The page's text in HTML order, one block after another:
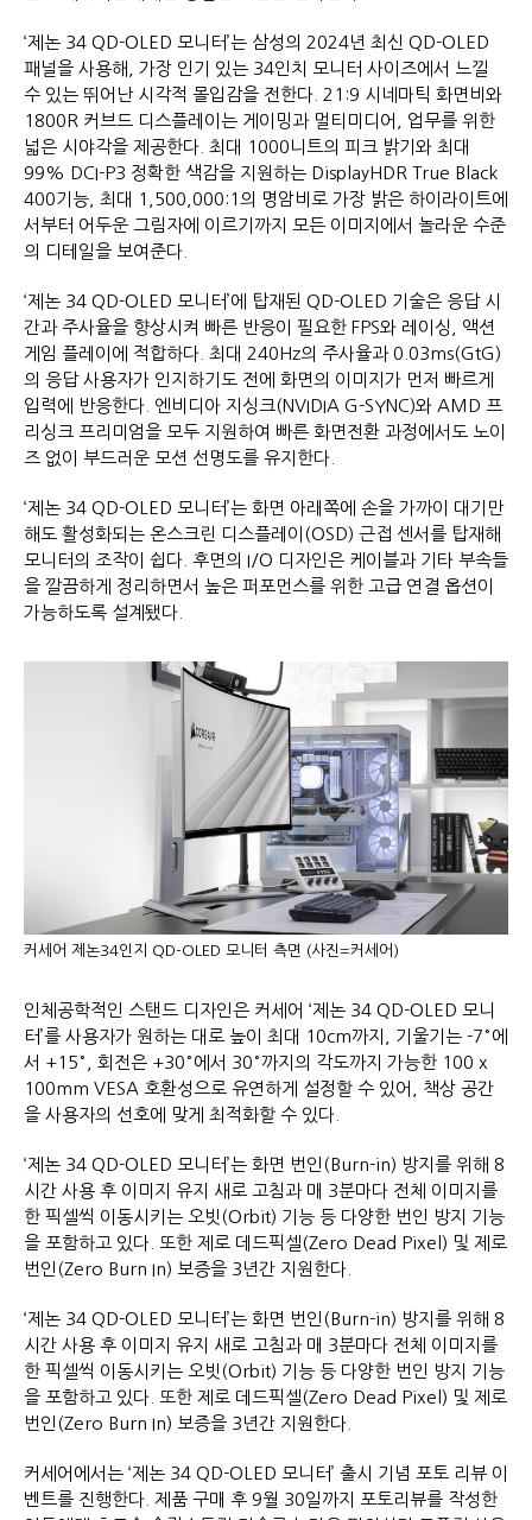
‘제논 34 QD-OLED 모니터’는 삼성의 2024년 최신 QD-OLED
패널을 사용해, 가장 인기 있는 34인치 모니터 사이즈에서 느낄
수 있는 뛰어난 시각적 몰입감을 전한다. 21:9 시네마틱 화면비와
1800R 커브드 디스플레이는 게이밍과 멀티미디어, 업무를 위한
넓은 시야각을 제공한다. 최대 1000니트의 피크 밝기와 최대
99% DCI-P3 정확한 색감을 지원하는 DisplayHDR True Black
400기능, 최대 1,500,000:1의 명암비로 가장 밝은 하이라이트에
서부터 어두운 그림자에 이르기까지 모든 이미지에서 놀라운 수준
의 디테일을 보여준다.
‘제논 34 QD-OLED 모니터’에 탑재된 QD-OLED 기술은 응답 시
간과 주사율을 향상시켜 빠른 반응이 필요한 FPS와 레이싱, 액션
게임 플레이에 적합하다. 최대 240Hz의 주사율과 0.03ms(GtG)
의 응답 사용자가 인지하기도 전에 화면의 이미지가 먼저 빠르게
입력에 반응한다. 엔비디아 지싱크(NVIDIA G-SYNC)와 AMD 프
리싱크 프리미엄을 모두 지원하여 빠른 화면전환 과정에서도 노이
즈 없이 부드러운 모션 선명도를 유지한다.
‘제논 34 QD-OLED 모니터’는 화면 아래쪽에 손을 가까이 대기만
해도 활성화되는 온스크린 디스플레이(OSD) 근접 센서를 탑재해
모니터의 조작이 쉽다. 후면의 I/O 디자인은 케이블과 기타 부속들
을 깔끔하게 정리하면서 높은 퍼포먼스를 위한 고급 연결 옵션이
가능하도록 설계됐다.
커세어 제논34인지 QD-OLED 모니터 측면 (사진=커세어)
인체공학적인 스탠드 디자인은 커세어 ‘제논 34 QD-OLED 모니
터’를 사용자가 원하는 대로 높이 최대 10cm까지, 기울기는 -7°에
서 +15°, 회전은 +30°에서 30°까지의 각도까지 가능한 100 x
100mm VESA 호환성으로 유연하게 설정할 수 있어, 책상 공간
을 사용자의 선호에 맞게 최적화할 수 있다.
‘제논 34 QD-OLED 모니터’는 화면 번인(Burn-in) 방지를 위해 8
시간 사용 후 이미지 유지 새로 고침과 매 3분마다 전체 이미지를
한 픽셀씩 이동시키는 오빗(Orbit) 기능 등 다양한 번인 방지 기능
을 포함하고 있다. 또한 제로 데드픽셀(Zero Dead Pixel) 및 제로
번인(Zero Burn In) 보증을 3년간 지원한다.
‘제논 34 QD-OLED 모니터’는 화면 번인(Burn-in) 방지를 위해 8
시간 사용 후 이미지 유지 새로 고침과 매 3분마다 전체 이미지를
한 픽셀씩 이동시키는 오빗(Orbit) 기능 등 다양한 번인 방지 기능
을 포함하고 있다. 또한 제로 데드픽셀(Zero Dead Pixel) 및 제로
번인(Zero Burn In) 보증을 3년간 지원한다.
커세어에서는 ‘제논 34 QD-OLED 모니터’ 출시 기념 포토 리뷰 이
벤트를 진행한다. 제품 구매 후 9월 30일까지 포토리뷰를 작성한